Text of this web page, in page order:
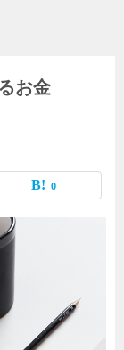
お金
0